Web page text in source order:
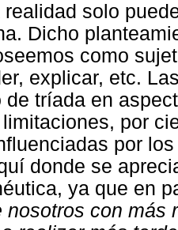
solo
Dicho
como
explicar, etc.
de tríada en
por
por
donde se
ya que en
nosotros con más